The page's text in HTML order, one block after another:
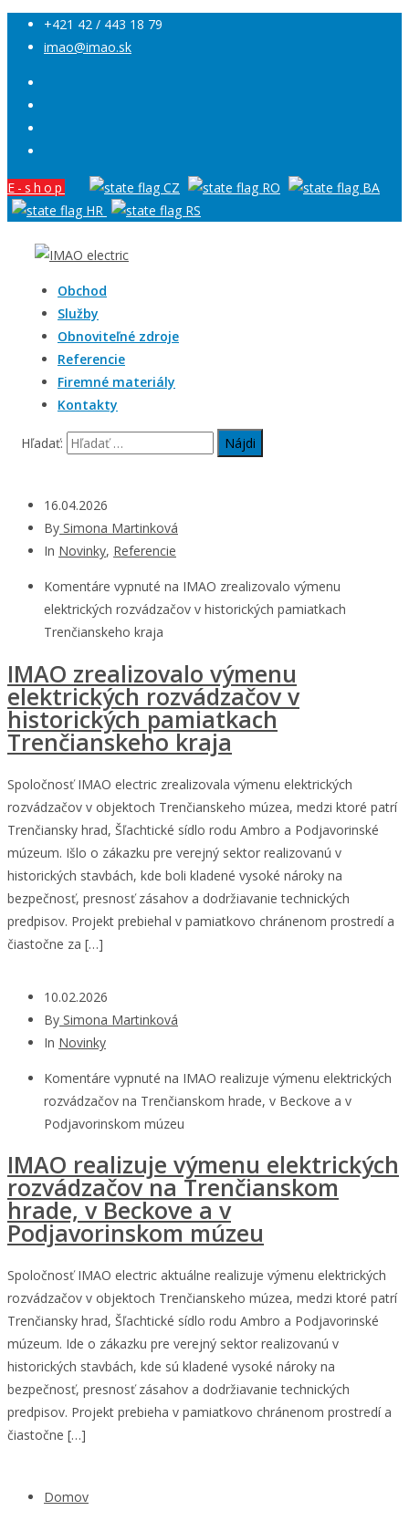
+421 42 / 443 18 79
imao@imao.sk
E-shop
Obchod
Služby
Obnoviteľné zdroje
Referencie
Firemné materiály
Kontakty
Hľadať:
16.04.2026
By Simona Martinková
In Novinky, Referencie
Komentáre vypnuté na IMAO zrealizovalo výmenu
elektrických rozvádzačov v historických pamiatkach
Trenčianskeho kraja
IMAO zrealizovalo výmenu
elektrických rozvádzačov v
historických pamiatkach
Trenčianskeho kraja
Spoločnosť IMAO electric zrealizovala výmenu elektrických
rozvádzačov v objektoch Trenčianskeho múzea, medzi ktoré patrí
Trenčiansky hrad, Šľachtické sídlo rodu Ambro a Podjavorinské
múzeum. Išlo o zákazku pre verejný sektor realizovanú v
historických stavbách, kde boli kladené vysoké nároky na
bezpečnosť, presnosť zásahov a dodržiavanie technických
predpisov. Projekt prebiehal v pamiatkovo chránenom prostredí a
čiastočne za […]
10.02.2026
By Simona Martinková
In Novinky
Komentáre vypnuté na IMAO realizuje výmenu elektrických
rozvádzačov na Trenčianskom hrade, v Beckove a v
Podjavorinskom múzeu
IMAO realizuje výmenu elektrických
rozvádzačov na Trenčianskom
hrade, v Beckove a v
Podjavorinskom múzeu
Spoločnosť IMAO electric aktuálne realizuje výmenu elektrických
rozvádzačov v objektoch Trenčianskeho múzea, medzi ktoré patrí
Trenčiansky hrad, Šľachtické sídlo rodu Ambro a Podjavorinské
múzeum. Ide o zákazku pre verejný sektor realizovanú v
historických stavbách, kde sú kladené vysoké nároky na
bezpečnosť, presnosť zásahov a dodržiavanie technických
predpisov. Projekt prebieha v pamiatkovo chránenom prostredí a
čiastočne […]
Domov